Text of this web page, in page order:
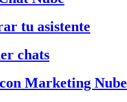
tu asistente
chats
Marketing Nube